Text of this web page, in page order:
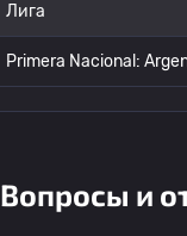
Лига
Primera Nacional:
Вопросы и